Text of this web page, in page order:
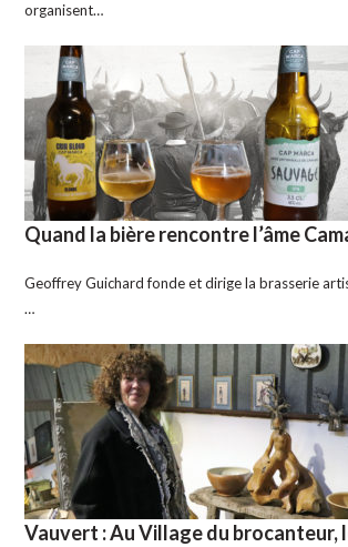
organisent…
Quand la bière rencontre l’âme
Geoffrey Guichard fonde et dirige la brasserie
…
Vauvert : Au Village du brocanteur,